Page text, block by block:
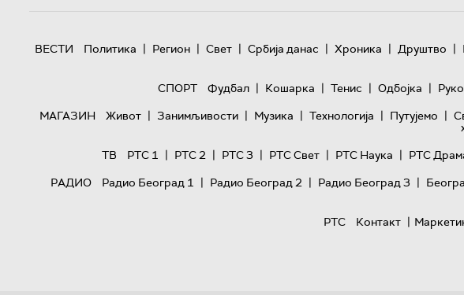
ВЕСТИ Политика | Регион | Свет | Србија данас | Хроника | Друштво |
СПОРТ
Фудбал | Кошарка | Тенис | Одбојка |
МАГАЗИН
Живот | Занимљивости | Музика | Технологијa | Путујемо |
ТВ
РТС 1 | РТС 2 | РТС 3 | РТС Свет | РТС Наука | РТС
РАДИО
Радио Београд 1 | Радио Београд 2 | Радио Београд 3 |
РТС
Контакт |